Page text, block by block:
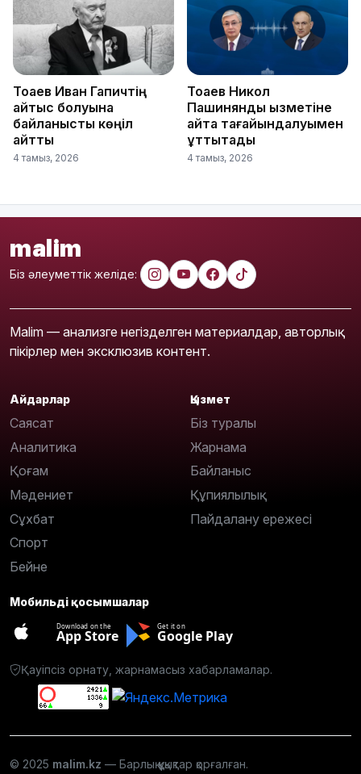
Тоқаев Иван Гапичтің
қайтыс болуына
байланысты көңіл
айтты
4 тамыз, 2026
Тоқаев Никол
Пашинянды қызметіне
қайта тағайындалуымен
құттықтады
4 тамыз, 2026
malim
Біз әлеуметтік желіде:
Malim — анализге негізделген материалдар, авторлық
пікірлер мен эксклюзив контент.
Айдарлар
Саясат
Аналитика
Қоғам
Мәдениет
Сұхбат
Спорт
Бейне
Қызмет
Біз туралы
Жарнама
Байланыс
Құпиялылық
Пайдалану ережесі
Мобильді қосымшалар
Download on the
App Store
Get it on
Google Play
Қауіпсіз орнату, жарнамасыз хабарламалар.
© 2025 malim.kz — Барлық құқықтар қорғалған.